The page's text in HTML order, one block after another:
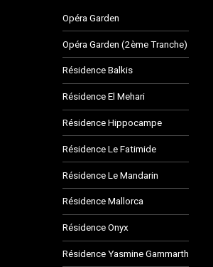
Opéra Garden
Opéra Garden (2ème Tranche)
Résidence Balkis
Résidence El Mehari
Résidence Hippocampe
Résidence Le Fatimide
Résidence Le Mandarin
Résidence Mallorca
Résidence Onyx
Résidence Yasmine Gammarth